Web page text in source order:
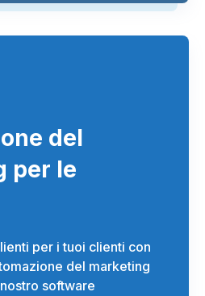
del
per le
per i tuoi clienti con
del marketing
software